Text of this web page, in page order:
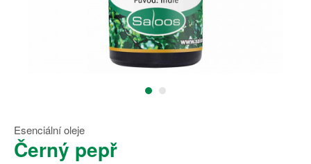
Esenciální oleje
Černý pepř